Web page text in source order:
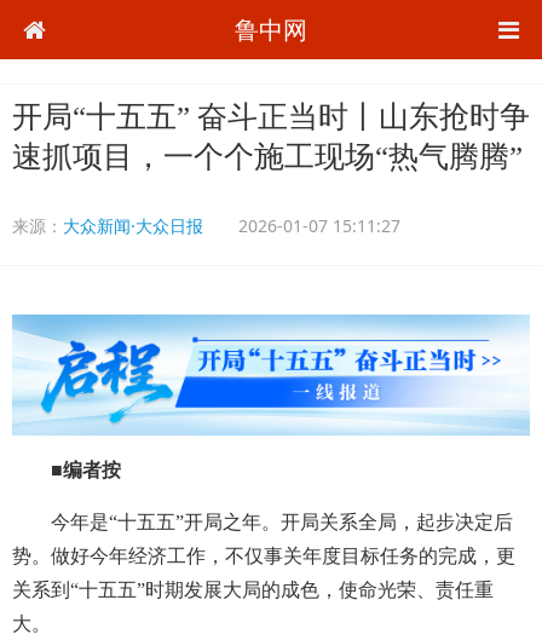
鲁中网
开局“十五五” 奋斗正当时丨山东抢时争
速抓项目，一个个施工现场“热气腾腾”
来源： 大众新闻·大众日报 2026-01-07 15:11:27
■编者按
今年是“十五五”开局之年。开局关系全局，起步决定后
势。做好今年经济工作，不仅事关年度目标任务的完成，更
关系到“十五五”时期发展大局的成色，使命光荣、责任重
大。